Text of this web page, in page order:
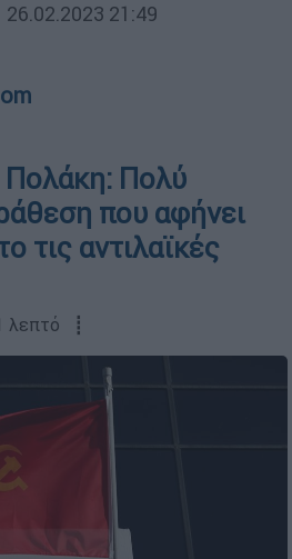
26.02.2023 21:49
Πολάκη: Πολύ
που αφήνει
τις αντιλαϊκές
λεπτό ┋